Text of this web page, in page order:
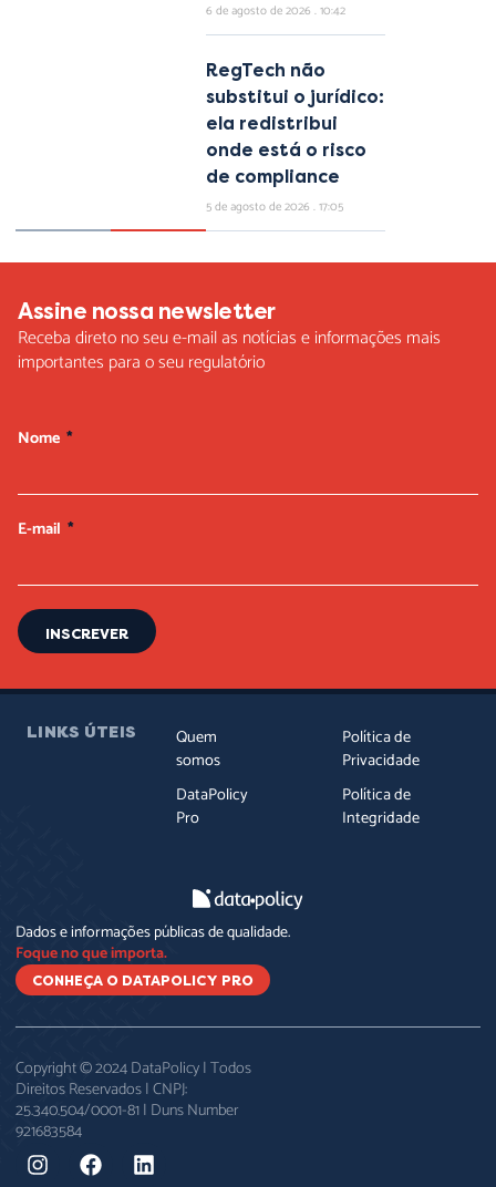
6 de agosto de 2026 10:42
RegTech não
substitui o jurídico:
ela redistribui
onde está o risco
de compliance
5 de agosto de 2026 17:05
Assine nossa newsletter
Receba direto no seu e-mail as notícias e informações mais
importantes para o seu regulatório
Nome
E-mail
INSCREVER
LINKS ÚTEIS
Quem
somos
DataPolicy
Pro
Política de
Privacidade
Política de
Integridade
Dados e informações públicas de qualidade.
Foque no que importa.
CONHEÇA O DATAPOLICY PRO
Copyright © 2024 DataPolicy | Todos
Direitos Reservados | CNPJ:
25.340.504/0001-81 | Duns Number
921683584